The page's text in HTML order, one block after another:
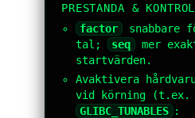
PRESTANDA &
factor snabbare
tal;
seq mer
startvärden.
Avaktivera
vid körning (t.ex.
GLIBC_TUNABLES :